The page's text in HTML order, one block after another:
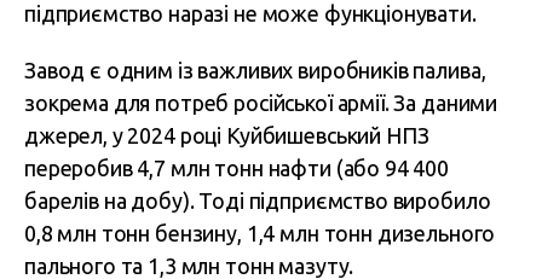
підприємство наразі не може функціонувати.
Завод є одним із важливих виробників палива,
зокрема для потреб російської армії. За даними
джерел, у 2024 році Куйбишевський НПЗ
переробив 4,7 млн тонн нафти (або 94 400
барелів на добу). Тоді підприємство виробило
0,8 млн тонн бензину, 1,4 млн тонн дизельного
пального та 1,3 млн тонн мазуту.